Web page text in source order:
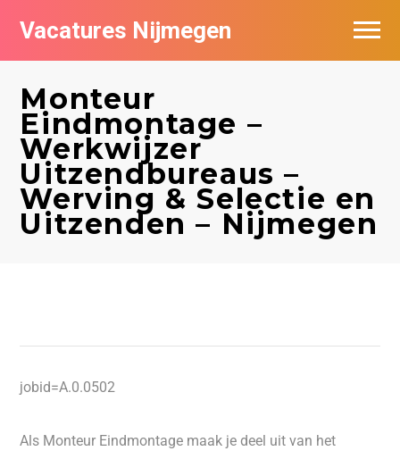
Vacatures Nijmegen
Monteur
Eindmontage –
Werkwijzer
Uitzendbureaus –
Werving & Selectie en
Uitzenden – Nijmegen
jobid=A.0.0502
Als Monteur Eindmontage maak je deel uit van het
Vacatures per bedrijf
De populairste vacatures in Nijmegen
Nieuwsbrief feed